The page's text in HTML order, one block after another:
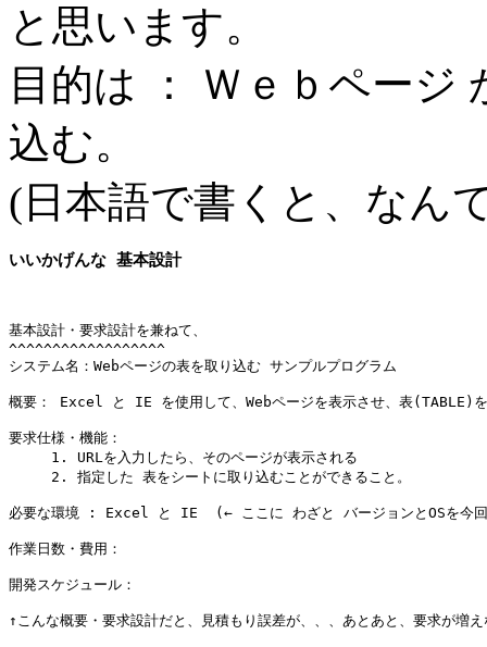
と思います。
目的は ： Ｗｅｂページ
込む。
(日本語で書くと、なん
いいかげんな 基本設計
基本設計・要求設計を兼ねて、
^^^^^^^^^^^^^^^^^^
システム名：Webページの表を取り込む サンプルプログラム
概要： Excel と IE を使用して、Webページを表示させ、表(TABLE)を
要求仕様・機能：
1. URLを入力したら、そのページが表示される
2. 指定した 表をシートに取り込むことができること。
必要な環境 : Excel と IE  (← ここに わざと バージョンとOSを今回
作業日数・費用：
開発スケジュール：
↑こんな概要・要求設計だと、見積もり誤差が、、、あとあと、要求が増